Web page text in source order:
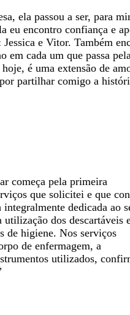
ela passou a ser, para
eu encontro confiança e
Jessica e Vitor. Também
em cada um que passa
é uma extensão de
partilhar comigo a
começa pela primeira
que solicitei e que
dedicada ao
dos descartáveis
de higiene. Nos serviços
de enfermagem, a
utilizados,